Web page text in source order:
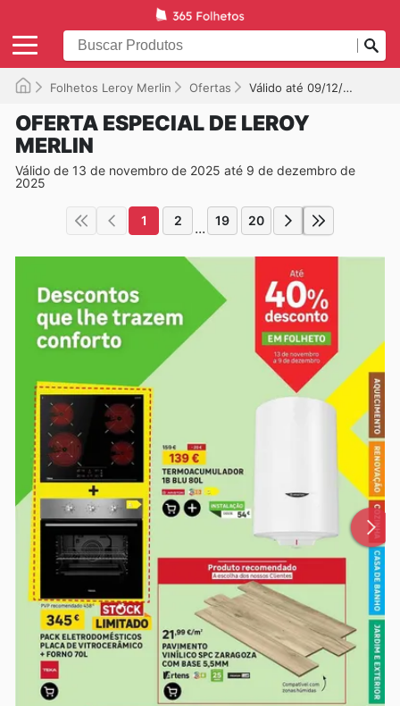
Folhetos Leroy Merlin Ofertas Válido até 09/12/2025
OFERTA ESPECIAL DE LEROY
MERLIN
Válido de 13 de novembro de 2025 até 9 de dezembro de
2025
1 2 ... 19 20